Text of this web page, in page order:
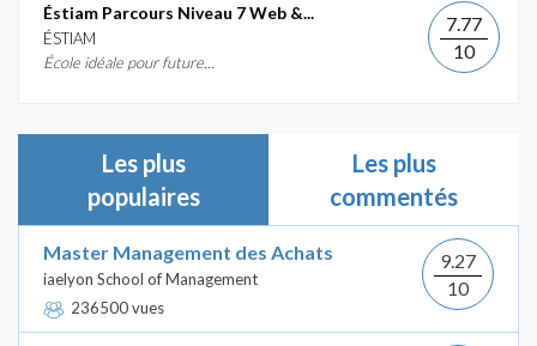
Éstiam Parcours Niveau 7 Web &...
ÉSTIAM
École idéale pour future...
7.77
10
Les plus
populaires
Les plus
commentés
Master Management des Achats
iaelyon School of Management
236500 vues
9.27
10